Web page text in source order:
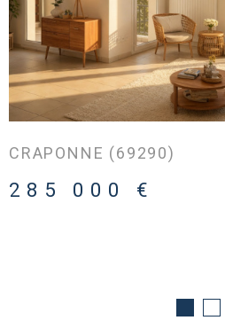
VOIR LE
CRAPONNE (69290)
285 000 €